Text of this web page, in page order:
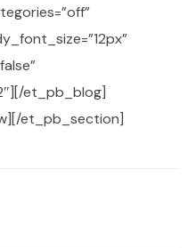
et_pb_blog]
et_pb_section]